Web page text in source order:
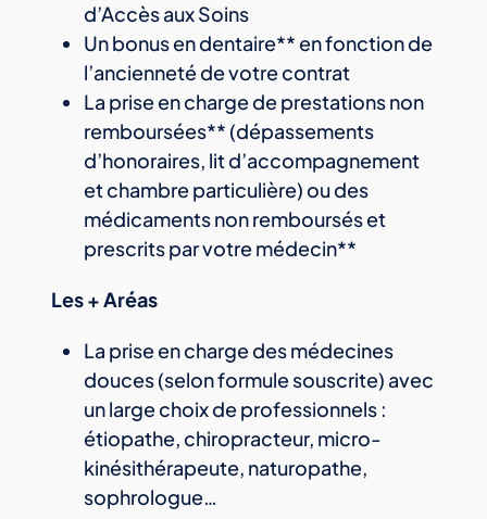
d’Accès aux Soins
Un bonus en dentaire** en fonction de
l’ancienneté de votre contrat
La prise en charge de prestations non
remboursées** (dépassements
d’honoraires, lit d’accompagnement
et chambre particulière) ou des
médicaments non remboursés et
prescrits par votre médecin**
Les + Aréas
La prise en charge des médecines
douces (selon formule souscrite) avec
un large choix de professionnels :
étiopathe, chiropracteur, micro-
kinésithérapeute, naturopathe,
sophrologue…